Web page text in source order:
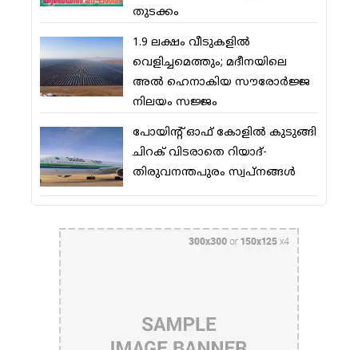
തുടക്കം
1.9 ലക്ഷം വീടുകളില്‍
വെളിച്ചമെത്തും; മദീനയിലെ
അല്‍ ഹെനാകിയ സൗരോര്‍ജ്ജ
നിലയം സജ്ജം
പോയിന്റ് ഓഫ് കോളില്‍ കുടുങ്ങി
ചിറക് വിടരാതെ റിയാദ്-
തിരുവനന്തപുരം സ്വപ്നങ്ങള്‍